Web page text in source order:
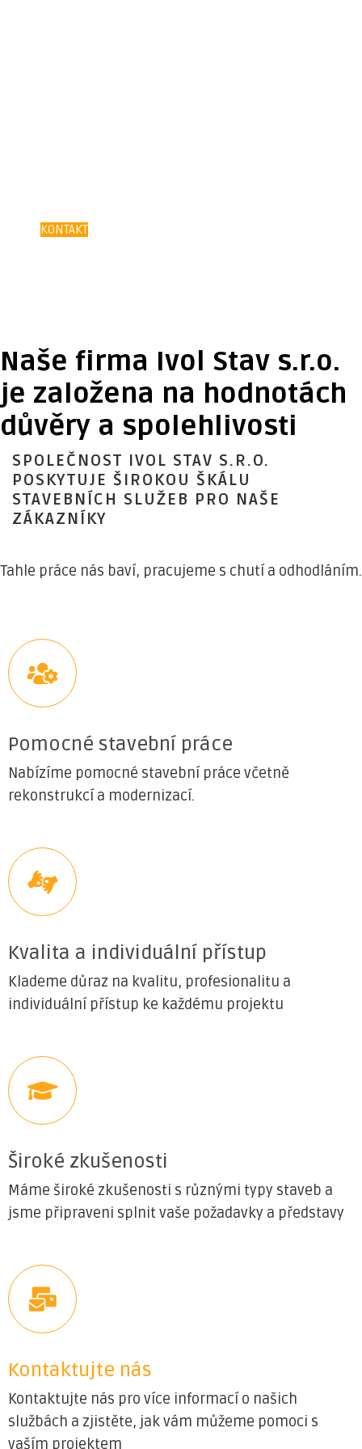
KONTAKT
Naše firma Ivol Stav s.r.o.
je založena na hodnotách
důvěry a spolehlivosti
SPOLEČNOST IVOL STAV S.R.O.
POSKYTUJE ŠIROKOU ŠKÁLU
STAVEBNÍCH SLUŽEB PRO NAŠE
ZÁKAZNÍKY
Tahle práce nás baví, pracujeme s chutí a odhodláním.
Pomocné stavební práce
Nabízíme pomocné stavební práce včetně
rekonstrukcí a modernizací.
Kvalita a individuální přístup
Klademe důraz na kvalitu, profesionalitu a
individuální přístup ke každému projektu
Široké zkušenosti
Máme široké zkušenosti s různými typy staveb a
jsme připraveni splnit vaše požadavky a představy
Kontaktujte nás
Kontaktujte nás pro více informací o našich
službách a zjistěte, jak vám můžeme pomoci s
vaším projektem